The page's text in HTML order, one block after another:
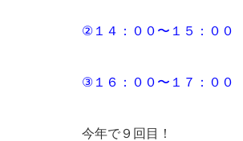
②１４：００〜１５：００
③１６：００〜１７：００
今年で９回目！